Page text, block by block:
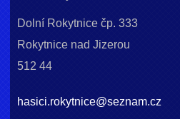
Dolní Rokytnice čp. 333
Rokytnice nad Jizerou
512 44
hasici.rokytnice@seznam.cz